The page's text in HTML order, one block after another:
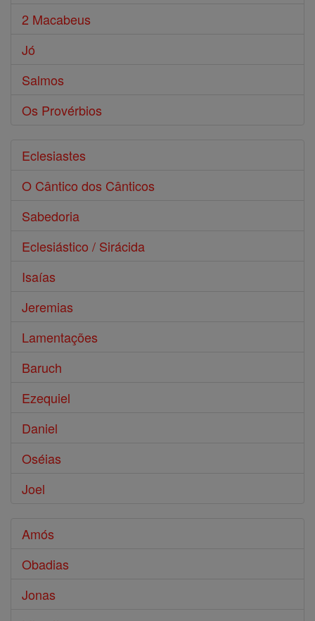
2 Macabeus
Jó
Salmos
Os Provérbios
Eclesiastes
O Cântico dos Cânticos
Sabedoria
Eclesiástico / Sirácida
Isaías
Jeremias
Lamentações
Baruch
Ezequiel
Daniel
Oséias
Joel
Amós
Obadias
Jonas